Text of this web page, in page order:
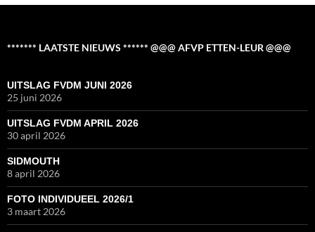
******* LAATSTE NIEUWS ****** @@@ AFVP ETTEN-LEUR @@@
UITSLAG FVDM JUNI 2026
25 juni 2026
UITSLAG FVDM APRIL 2026
30 april 2026
SIDMOUTH
8 april 2026
FOTO INDIVIDUEEL 2026/1
3 maart 2026